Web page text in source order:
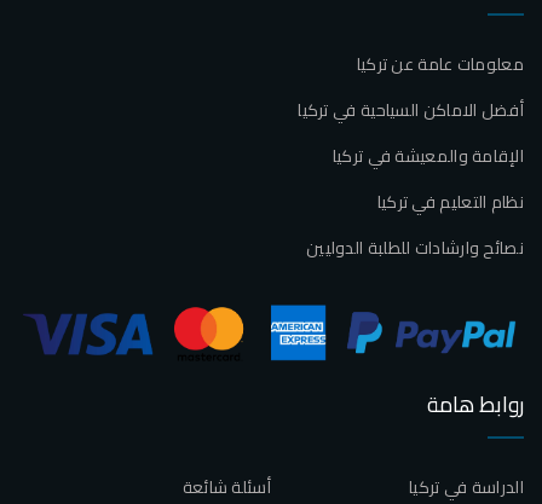
معلومات عامة عن تركيا
أفضل الاماكن السياحية في تركيا
الإقامة والمعيشة في تركيا
نظام التعليم في تركيا
نصائح وارشادات للطلبة الدوليين
روابط هامة
أسئلة شائعة
الدراسة في تركيا